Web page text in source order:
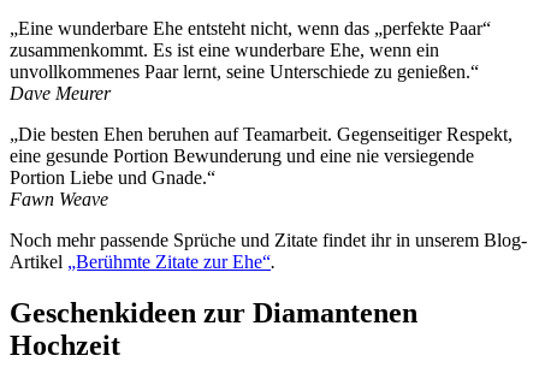
„Eine wunderbare Ehe entsteht nicht, wenn das „perfekte Paar“
zusammenkommt. Es ist eine wunderbare Ehe, wenn ein
unvollkommenes Paar lernt, seine Unterschiede zu genießen.“
Dave Meurer
„Die besten Ehen beruhen auf Teamarbeit. Gegenseitiger Respekt,
eine gesunde Portion Bewunderung und eine nie versiegende
Portion Liebe und Gnade.“
Fawn Weave
Noch mehr passende Sprüche und Zitate findet ihr in unserem Blog-
Artikel „Berühmte Zitate zur Ehe“.
Geschenkideen zur Diamantenen
Hochzeit